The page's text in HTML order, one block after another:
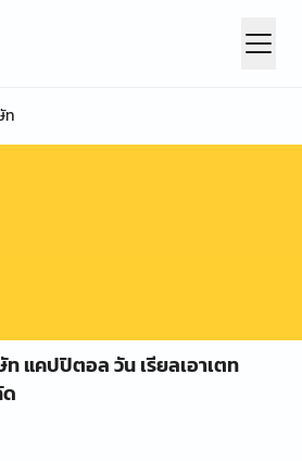
ท
แคปปิตอล วัน เรียลเอาเตท